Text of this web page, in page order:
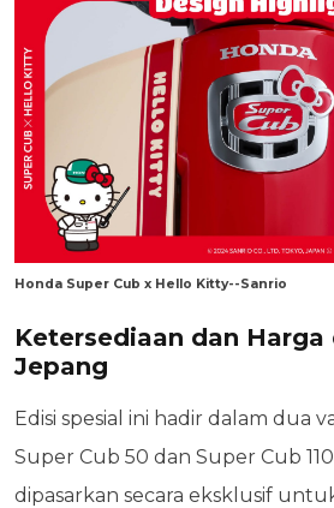
Honda Super Cub x Hello Kitty--Sanrio
Ketersediaan dan Harga
Jepang
Edisi spesial ini hadir dalam dua
Super Cub 50 dan Super Cub
dipasarkan secara eksklusif